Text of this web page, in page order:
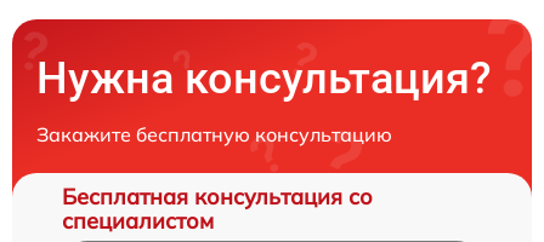
Нужна консультация?
Закажите бесплатную консультацию
Бесплатная консультация со
специалистом